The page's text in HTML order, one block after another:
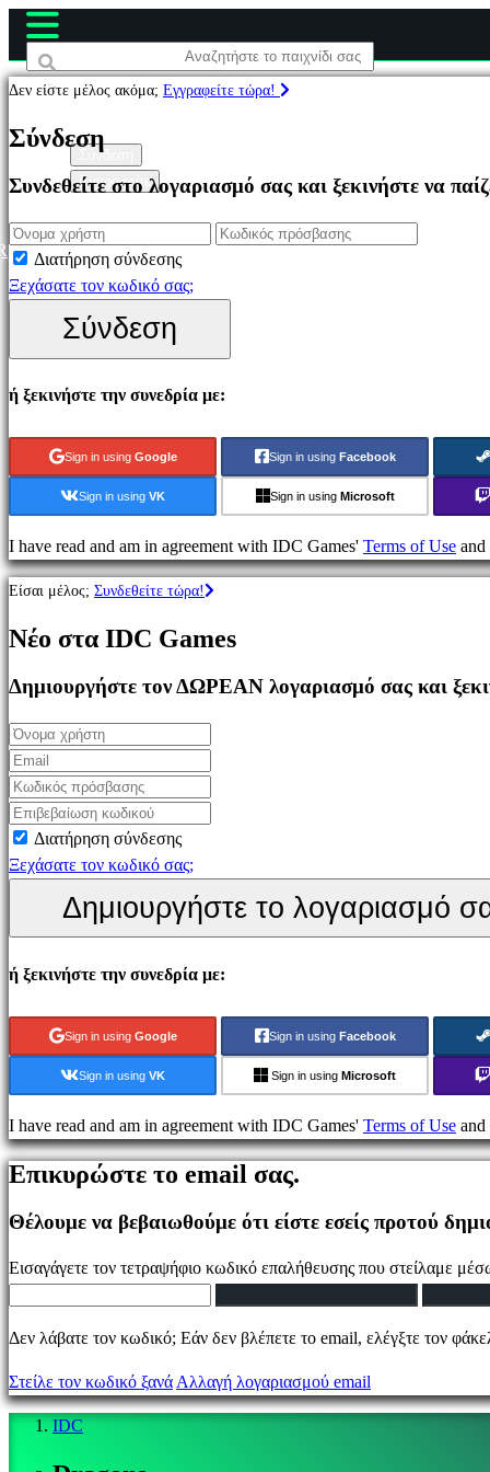
Παιχνίδια
Επιλεγμένο
Νέα
παιχνίδια
Παιχνίδια
να
παίξετε
Κατηγορίες
Παιχνίδια
δράσης
Παιχνίδια
Στρατιγικής
Παιχνίδια
Περιπέτειας
MMO
Παιχνίδια
RPG
Παιχνίδια
Σπορ
Παιχνίδια
Σκοποβολής
Racing
games
games
Indie
games
Puzzle
games
Fighting
games
Παρουσιάσεις
Κοινότητα
Gameplays
εντός
Νέα
Μέσα
Σύνδεση
Εγγραφείτε
Δεν είστε μέλος ακόμα; Εγγραφείτε τώρα!
Σύνδεση
Συνδεθείτε στο λογαριασμό σας και ξεκινήστε να
Διατήρηση σύνδεσης
Ξεχάσατε τον κωδικό σας;
Σύνδεση
ή ξεκινήστε την συνεδρία με:
Sign in using Google Sign in using Facebook
Sign in using VK Sign in using Microsoft
I have read and am in agreement with IDC Games' Terms of Use and
Είσαι μέλος; Συνδεθείτε τώρα!
Νέο στα IDC Games
Δημιουργήστε τον ΔΩΡΕΑΝ λογαριασμό σας και
Διατήρηση σύνδεσης
Ξεχάσατε τον κωδικό σας;
Δημιουργήστε το λογαριασμό
ή ξεκινήστε την συνεδρία με:
Sign in using Google Sign in using Facebook
Sign in using VK Sign in using Microsoft
I have read and am in agreement with IDC Games' Terms of Use and
Επικυρώστε το email σας.
Θέλουμε να βεβαιωθούμε ότι είστε εσείς προτού
Εισαγάγετε τον τετραψήφιο κωδικό επαλήθευσης που στείλαμε
Δεν λάβατε τον κωδικό; Εάν δεν βλέπετε το email, ελέγξτε τον
Στείλε τον κωδικό ξανά Αλλαγή λογαριασμού email
IDC